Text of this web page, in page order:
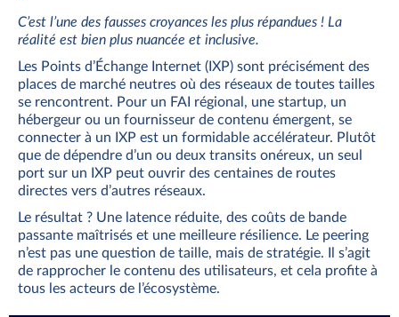
C’est l’une des fausses croyances les plus répandues ! La
réalité est bien plus nuancée et inclusive.
Les Points d’Échange Internet (IXP) sont précisément des
places de marché neutres où des réseaux de toutes tailles
se rencontrent. Pour un FAI régional, une startup, un
hébergeur ou un fournisseur de contenu émergent, se
connecter à un IXP est un formidable accélérateur. Plutôt
que de dépendre d’un ou deux transits onéreux, un seul
port sur un IXP peut ouvrir des centaines de routes
directes vers d’autres réseaux.
Le résultat ? Une latence réduite, des coûts de bande
passante maîtrisés et une meilleure résilience. Le peering
n’est pas une question de taille, mais de stratégie. Il s’agit
de rapprocher le contenu des utilisateurs, et cela profite à
tous les acteurs de l’écosystème.